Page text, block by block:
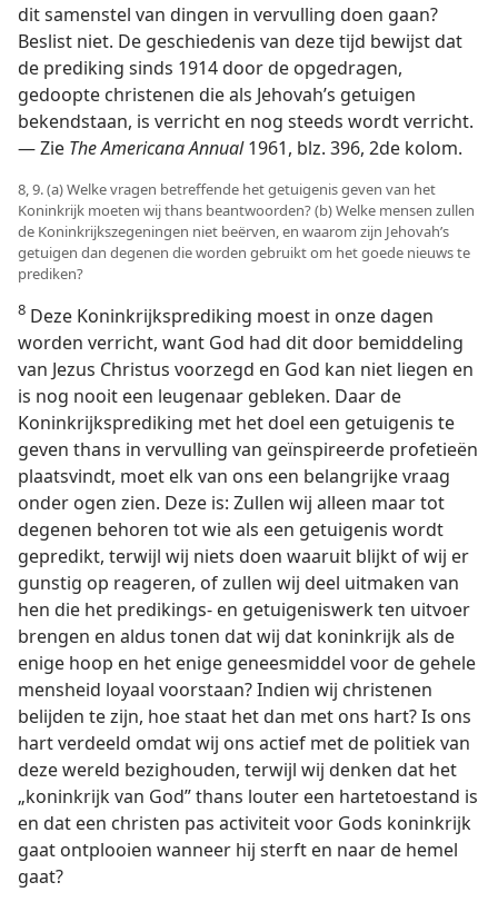
dit samenstel van dingen in vervulling doen gaan?
Beslist niet. De geschiedenis van deze tijd bewijst dat
de prediking sinds 1914 door de opgedragen,
gedoopte christenen die als Jehovah’s getuigen
bekendstaan, is verricht en nog steeds wordt verricht.
— Zie The Americana Annual1961, blz. 396, 2de kolom.
8, 9. (a) Welke vragen betreffende het getuigenis geven van het
Koninkrijk moeten wij thans beantwoorden? (b) Welke mensen zullen
de Koninkrijkszegeningen niet beërven, en waarom zijn Jehovah’s
getuigen dan degenen die worden gebruikt om het goede nieuws te
prediken?
8 Deze Koninkrijksprediking moest in onze dagen
worden verricht, want God had dit door bemiddeling
van Jezus Christus voorzegd en God kan niet liegen en
is nog nooit een leugenaar gebleken. Daar de
Koninkrijksprediking met het doel een getuigenis te
geven thans in vervulling van geïnspireerde profetieën
plaatsvindt, moet elk van ons een belangrijke vraag
onder ogen zien. Deze is: Zullen wij alleen maar tot
degenen behoren tot wie als een getuigenis wordt
gepredikt, terwijl wij niets doen waaruit blijkt of wij er
gunstig op reageren, of zullen wij deel uitmaken van
hen die het predikings- en getuigeniswerk ten uitvoer
brengen en aldus tonen dat wij dat koninkrijk als de
enige hoop en het enige geneesmiddel voor de gehele
mensheid loyaal voorstaan? Indien wij christenen
belijden te zijn, hoe staat het dan met ons hart? Is ons
hart verdeeld omdat wij ons actief met de politiek van
deze wereld bezighouden, terwijl wij denken dat het
„koninkrijk van God” thans louter een hartetoestand is
en dat een christen pas activiteit voor Gods koninkrijk
gaat ontplooien wanneer hij sterft en naar de hemel
gaat?